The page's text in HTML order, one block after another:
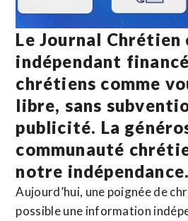
Le Journal Chrétien
indépendant
chrétiens comme
libre, sans
publicité. La
communauté
notre indépendance.
Aujourd’hui, une poignée de
possible une information